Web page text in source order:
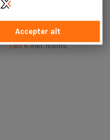
stål A2
1,85 €inkl. moms
Accepter alt